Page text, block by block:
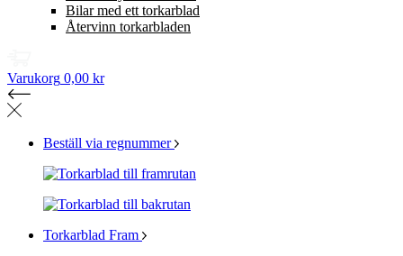
Bilar med ett torkarblad
Återvinn torkarbladen
Varukorg 0,00 kr
Beställ via regnummer
Torkarblad Fram